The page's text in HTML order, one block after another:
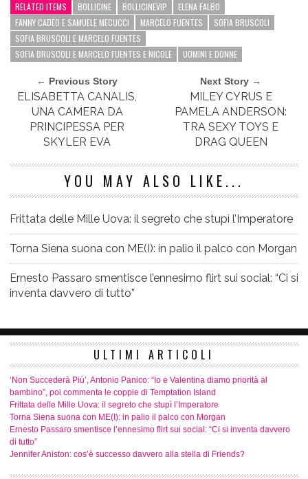
RELATED ITEMS BOLLICINE BOLLICINEVIP
ELENA FALBO
FANNY CADEO E SAMUELE MECUCCI
MARCELO FUENTES
SOFIA BRUSCOLI
SOFIA BRUSCOLI E MARCELO FUENTES
SOFIA BRUSCOLI E MARCELO FUENTES E NICOLE
UOMINI E DONNE
← Previous Story
ELISABETTA CANALIS,
UNA CAMERA DA
PRINCIPESSA PER
SKYLER EVA
Next Story →
MILEY CYRUS E
PAMELA ANDERSON:
TRA SEXY TOYS E
DRAG QUEEN
YOU MAY ALSO LIKE...
Frittata delle Mille Uova: il segreto che stupì l’Imperatore
Torna Siena suona con ME(I): in palio il palco con Morgan
Ernesto Passaro smentisce l’ennesimo flirt sui social: “Ci si
inventa davvero di tutto”
ULTIMI ARTICOLI
‘Non Succederà Più’, Antonio Panico: “Io e Valentina diamo priorità al
bambino”, poi commenta le coppie di Temptation Island
Frittata delle Mille Uova: il segreto che stupì l’Imperatore
Torna Siena suona con ME(I): in palio il palco con Morgan
Ernesto Passaro smentisce l’ennesimo flirt sui social: “Ci si inventa davvero
di tutto”
Jennifer Aniston: cos’è successo davvero alla stella di Friends?